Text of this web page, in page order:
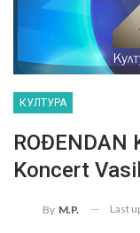
КУЛТУРА
ROĐENDAN
Koncert
By M.P. Last